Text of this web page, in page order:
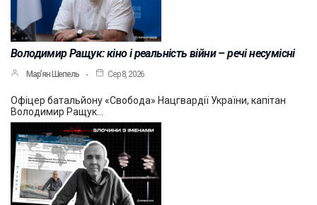
Володимир Ращук: кіно і реальність війни – речі несумісні
Мар’ян Шепель Сер 8, 2026
Офіцер батальйону «Свобода» Нацгвардії України, капітан
Володимир Ращук…